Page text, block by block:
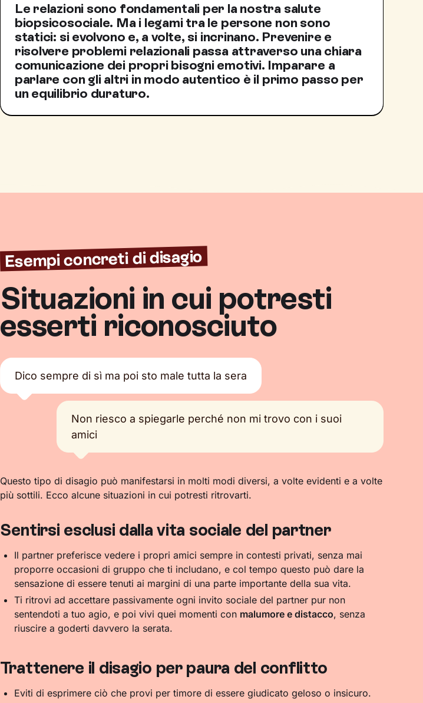
Le relazioni sono fondamentali per la nostra salute
biopsicosociale. Ma i legami tra le persone non sono
statici: si evolvono e, a volte, si incrinano. Prevenire e
risolvere problemi relazionali passa attraverso una chiara
comunicazione dei propri bisogni emotivi. Imparare a
parlare con gli altri in modo autentico è il primo passo per
un equilibrio duraturo.
Esempi concreti di disagio
Situazioni in cui potresti
esserti riconosciuto
Dico sempre di sì ma poi sto male tutta la sera
Non riesco a spiegarle perché non mi trovo con i suoi
amici
Questo tipo di disagio può manifestarsi in molti modi diversi, a volte evidenti e a volte
più sottili. Ecco alcune situazioni in cui potresti ritrovarti.
Sentirsi esclusi dalla vita sociale del partner
Il partner preferisce vedere i propri amici sempre in contesti privati, senza mai
proporre occasioni di gruppo che ti includano, e col tempo questo può dare la
sensazione di essere tenuti ai margini di una parte importante della sua vita.
Ti ritrovi ad accettare passivamente ogni invito sociale del partner pur non
sentendoti a tuo agio, e poi vivi quei momenti con malumore e distacco, senza
riuscire a goderti davvero la serata.
Trattenere il disagio per paura del conflitto
Eviti di esprimere ciò che provi per timore di essere giudicato geloso o insicuro.